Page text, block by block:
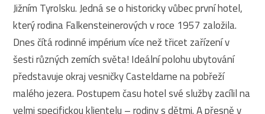
Jižním Tyrolsku. Jedná se o historicky vůbec první hotel,
který rodina Falkensteinerových v roce 1957 založila.
Dnes čítá rodinné impérium více než třicet zařízení v
šesti různých zemích světa! Ideální polohu ubytování
představuje okraj vesničky Casteldarne na pobřeží
malého jezera. Postupem času hotel své služby zacílil na
velmi specifickou klientelu – rodiny s dětmi. A přesně v